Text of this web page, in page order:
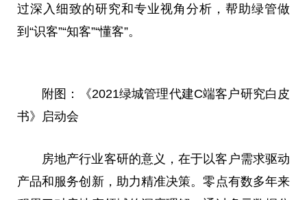
过深入细致的研究和专业视角分析，帮助绿管做
到“识客”“知客”“懂客”。
附图：《2021绿城管理代建C端客户研究白皮
书》启动会
房地产行业客研的意义，在于以客户需求驱动
产品和服务创新，助力精准决策。零点有数多年来